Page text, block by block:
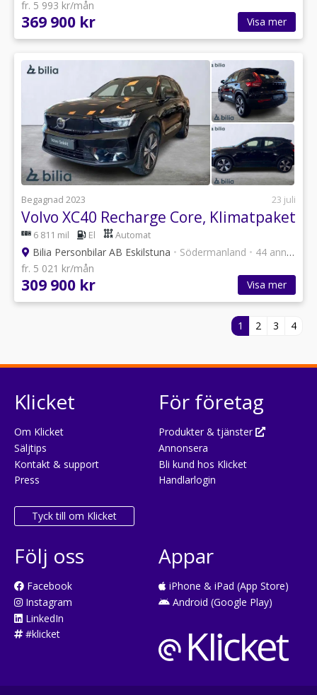
fr. 5 993 kr/mån
369 900 kr Visa mer
Begagnad 2023 23 juli
Volvo XC40 Recharge Core, Klimatpaket
6 811 mil El Automat
Bilia Personbilar AB Eskilstuna • Södermanland • 44 annonser
fr. 5 021 kr/mån
309 900 kr Visa mer
1 2 3 4
Klicket
Om Klicket
Säljtips
Kontakt & support
Press
Tyck till om Klicket
För företag
Produkter & tjänster
Annonsera
Bli kund hos Klicket
Handlarlogin
Följ oss
Facebook
Instagram
LinkedIn
#klicket
Appar
iPhone & iPad (App Store)
Android (Google Play)